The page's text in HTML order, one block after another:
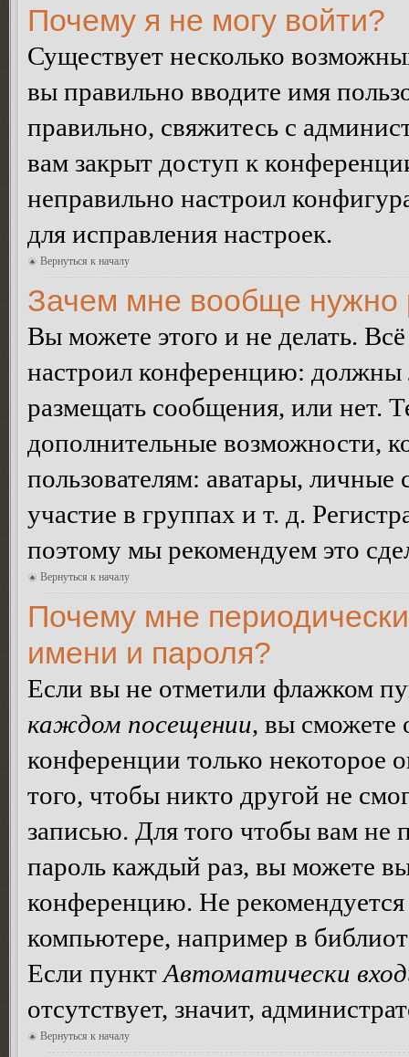
Почему я не могу войти?
Существует несколько
вы правильно вводите имя
правильно, свяжитесь с
вам закрыт доступ к
неправильно настроил
для исправления настроек.
Вернуться к началу
Зачем мне вообще нужно
Вы можете этого и не делать.
настроил конференцию: должны
размещать сообщения, или нет.
дополнительные возможности,
пользователям: аватары,
участие в группах и т. д.
поэтому мы рекомендуем это
Вернуться к началу
Почему мне
имени и пароля?
Если вы не отметили флажком
каждом посещении, вы сможете
конференции только некоторое
того, чтобы никто другой не
записью. Для того чтобы вам не
пароль каждый раз, вы можете
конференцию. Не
компьютере, например в
Если пункт Автоматически
отсутствует, значит,
Вернуться к началу